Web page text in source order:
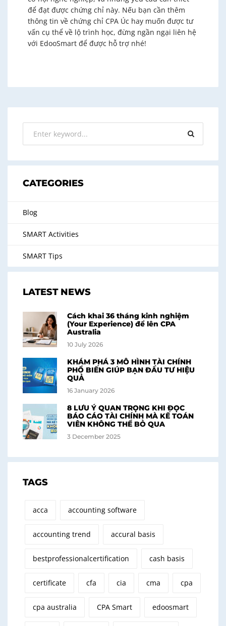
để đạt được chứng chỉ này. Nếu bạn cần thêm
thông tin về chứng chỉ CPA Úc hay muốn được tư
vấn cụ thể về lộ trình học, đừng ngần ngại liên hệ
với EdooSmart để được hỗ trợ nhé!
CATEGORIES
Blog
SMART Activities
SMART Tips
LATEST NEWS
Cách khai 36 tháng kinh nghiệm
(Your Experience) để lên CPA
Australia
10 July 2026
KHÁM PHÁ 3 MÔ HÌNH TÀI CHÍNH
PHỔ BIẾN GIÚP BẠN ĐẦU TƯ HIỆU
QUẢ
16 January 2026
8 LƯU Ý QUAN TRỌNG KHI ĐỌC
BÁO CÁO TÀI CHÍNH MÀ KẾ TOÁN
VIÊN KHÔNG THỂ BỎ QUA
3 December 2025
TAGS
acca accounting software
accounting trend accural basis
bestprofessionalcertification cash basis
certificate cfa cia cma cpa
cpa australia CPA Smart edoosmart